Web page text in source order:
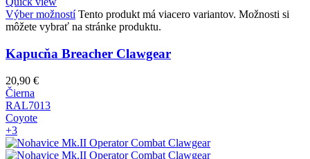
Výber možností Tento produkt má viacero variantov. Možnosti si
môžete vybrať na stránke produktu.
Kapucňa Breacher Clawgear
20,90 €
Čierna
RAL7013
Coyote
+3